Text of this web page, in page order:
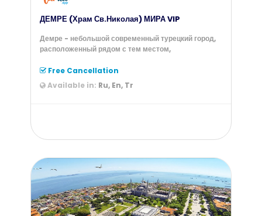
ДЕМРЕ (Храм Св.Николая) МИРА VIP
Демре - небольшой современный турецкий город,
расположенный рядом с тем местом,
Free Cancellation
Available in: Ru, En, Tr
from
$75